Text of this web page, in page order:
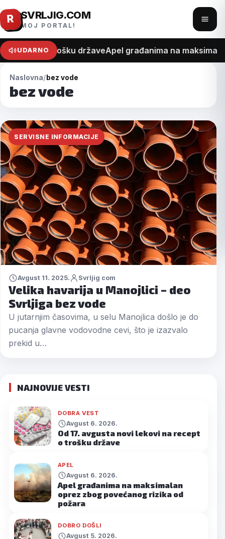
Pređi
na
sadržaj
R SVRLJIG.COM
MOJ PORTAL!
meni
UDARNO
recept o trošku državeApel građanima na
Naslovna bez vode
bez vode
SERVISNE INFORMACIJE
Avgust 11. 2025. Svrljig com
Velika havarija u Manojlici – deo
Svrljiga bez vode
U jutarnjim časovima, u selu Manojlica došlo je do
pucanja glavne vodovodne cevi, što je izazvalo
prekid u…
NAJNOVIJE VESTI
DOBRA VEST
Avgust 6. 2026.
Od 17. avgusta novi lekovi na recept
o trošku države
APEL
Avgust 6. 2026.
Apel građanima na maksimalan
oprez zbog povećanog rizika od
požara
DOBRO DOŠLI
Avgust 5. 2026.